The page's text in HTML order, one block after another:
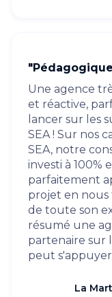
Une agence
et réactive,
lancer sur les
SEA ! Sur nos
SEA, notre
investi à 100%
parfaitement
projet en
de toute son
résumé une
partenaire sur
peut
La